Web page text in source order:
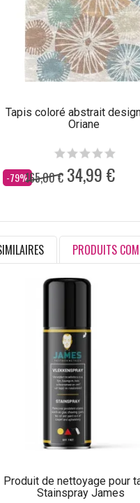
Tapis coloré abstrait
Oriane
-79%
Dès 165,00 € 34,99 €
PRODUITS
Produit de nettoyage pour
Stainspray James